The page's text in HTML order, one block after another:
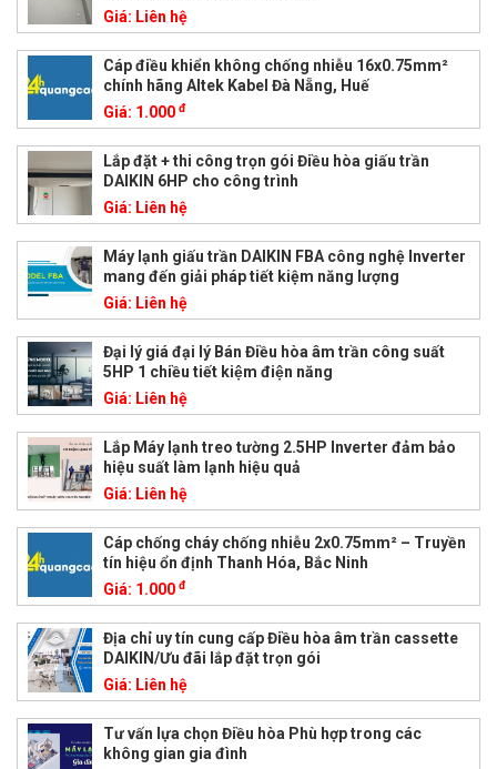
Giá: Liên hệ
Cáp điều khiển không chống nhiễu 16x0.75mm²
chính hãng Altek Kabel Đà Nẵng, Huế
Giá: 1.000 đ
Lắp đặt + thi công trọn gói Điều hòa giấu trần
DAIKIN 6HP cho công trình
Giá: Liên hệ
Máy lạnh giấu trần DAIKIN FBA công nghệ Inverter
mang đến giải pháp tiết kiệm năng lượng
Giá: Liên hệ
Đại lý giá đại lý Bán Điều hòa âm trần công suất
5HP 1 chiều tiết kiệm điện năng
Giá: Liên hệ
Lắp Máy lạnh treo tường 2.5HP Inverter đảm bảo
hiệu suất làm lạnh hiệu quả
Giá: Liên hệ
Cáp chống cháy chống nhiễu 2x0.75mm² – Truyền
tín hiệu ổn định Thanh Hóa, Bắc Ninh
Giá: 1.000 đ
Địa chỉ uy tín cung cấp Điều hòa âm trần cassette
DAIKIN/Ưu đãi lắp đặt trọn gói
Giá: Liên hệ
Tư vấn lựa chọn Điều hòa Phù hợp trong các
không gian gia đình